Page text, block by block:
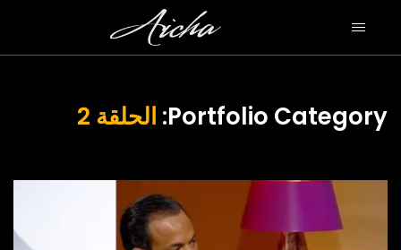
Portfolio Category: الحلقة 2